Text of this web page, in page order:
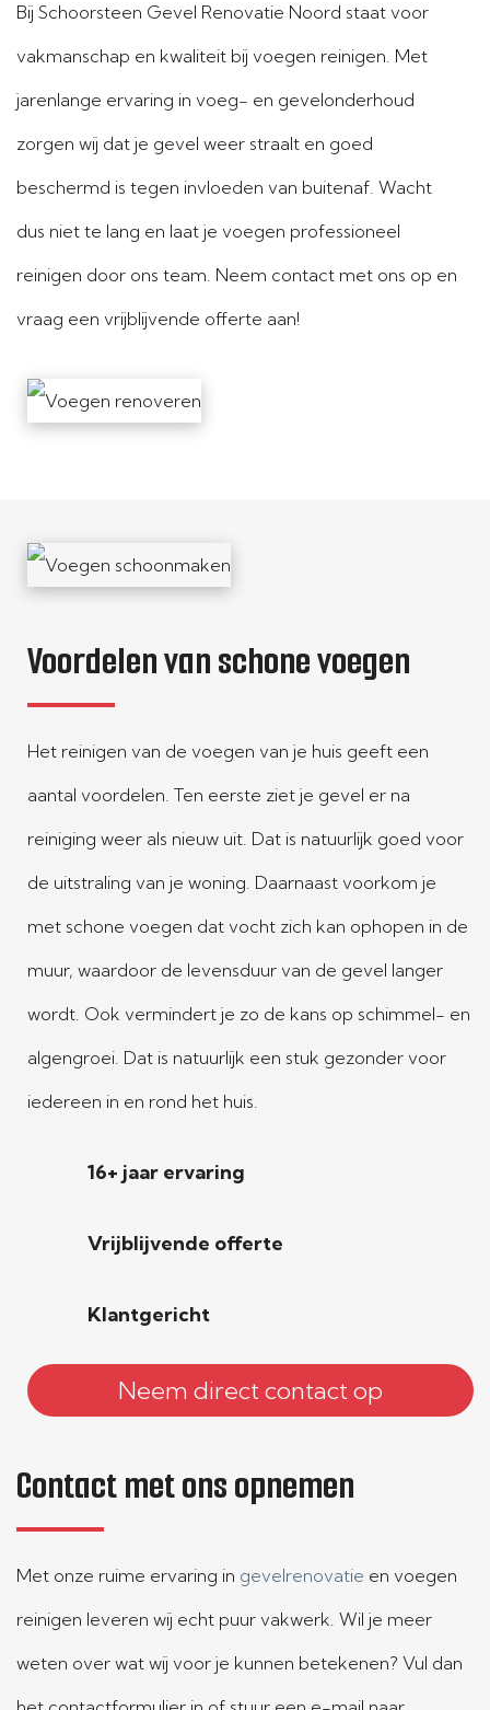
Bij Schoorsteen Gevel Renovatie Noord staat voor
vakmanschap en kwaliteit bij voegen reinigen. Met
jarenlange ervaring in voeg- en gevelonderhoud
zorgen wij dat je gevel weer straalt en goed
beschermd is tegen invloeden van buitenaf. Wacht
dus niet te lang en laat je voegen professioneel
reinigen door ons team. Neem contact met ons op en
vraag een vrijblijvende offerte aan!
Voordelen van schone voegen
Het reinigen van de voegen van je huis geeft een
aantal voordelen. Ten eerste ziet je gevel er na
reiniging weer als nieuw uit. Dat is natuurlijk goed voor
de uitstraling van je woning. Daarnaast voorkom je
met schone voegen dat vocht zich kan ophopen in de
muur, waardoor de levensduur van de gevel langer
wordt. Ook vermindert je zo de kans op schimmel- en
algengroei. Dat is natuurlijk een stuk gezonder voor
iedereen in en rond het huis.
16+ jaar ervaring
Vrijblijvende offerte
Klantgericht
Neem direct contact op
Contact met ons opnemen
Met onze ruime ervaring in gevelrenovatie en voegen
reinigen leveren wij echt puur vakwerk. Wil je meer
weten over wat wij voor je kunnen betekenen? Vul dan